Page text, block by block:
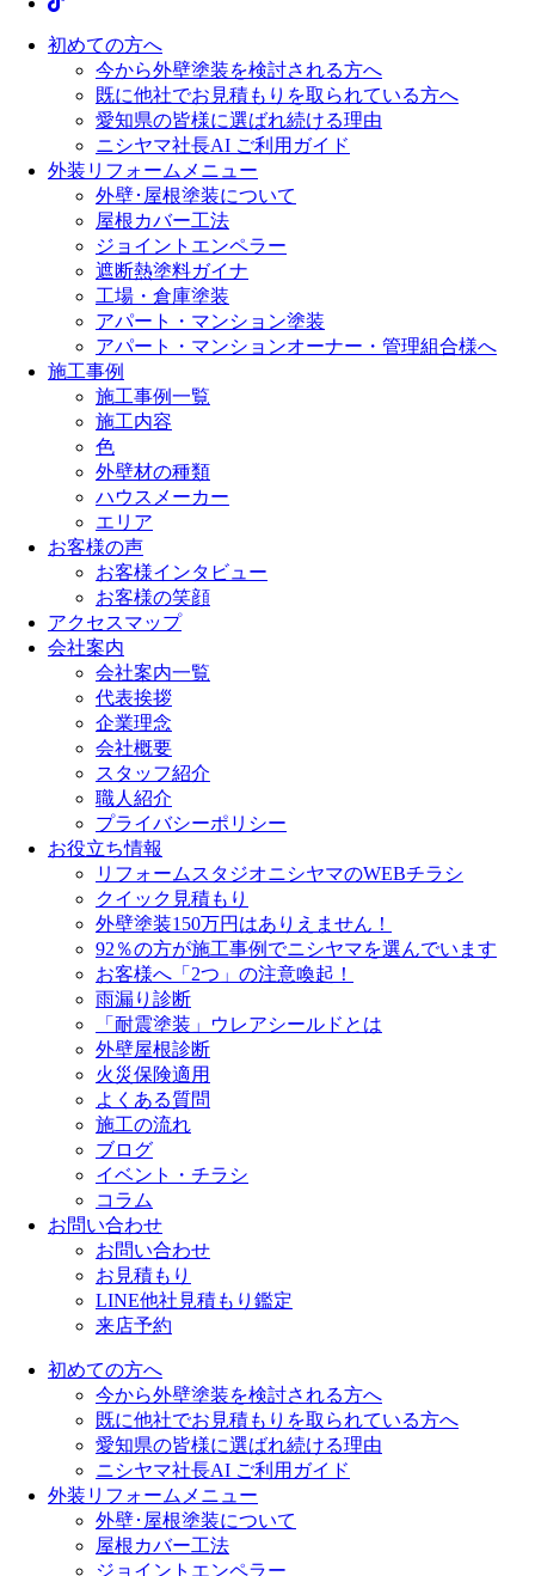
初めての方へ
今から外壁塗装を検討される方へ
既に他社でお見積もりを取られている方へ
愛知県の皆様に選ばれ続ける理由
ニシヤマ社長AI ご利用ガイド
外装リフォームメニュー
外壁･屋根塗装について
屋根カバー工法
ジョイントエンペラー
遮断熱塗料ガイナ
工場・倉庫塗装
アパート・マンション塗装
アパート・マンションオーナー・管理組合様へ
施工事例
施工事例一覧
施工内容
色
外壁材の種類
ハウスメーカー
エリア
お客様の声
お客様インタビュー
お客様の笑顔
アクセスマップ
会社案内
会社案内一覧
代表挨拶
企業理念
会社概要
スタッフ紹介
職人紹介
プライバシーポリシー
お役立ち情報
リフォームスタジオニシヤマのWEBチラシ
クイック見積もり
外壁塗装150万円はありえません！
92％の方が施工事例でニシヤマを選んでいます
お客様へ「2つ」の注意喚起！
雨漏り診断
「耐震塗装」ウレアシールドとは
外壁屋根診断
火災保険適用
よくある質問
施工の流れ
ブログ
イベント・チラシ
コラム
お問い合わせ
お問い合わせ
お見積もり
LINE他社見積もり鑑定
来店予約
初めての方へ
今から外壁塗装を検討される方へ
既に他社でお見積もりを取られている方へ
愛知県の皆様に選ばれ続ける理由
ニシヤマ社長AI ご利用ガイド
外装リフォームメニュー
外壁･屋根塗装について
屋根カバー工法
ジョイントエンペラー